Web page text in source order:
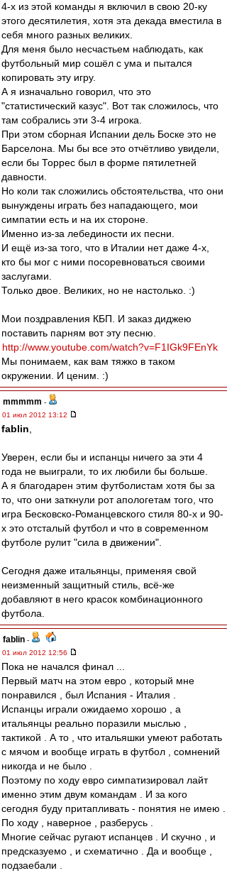
4-х из этой команды я включил в свою 20-ку
этого десятилетия, хотя эта декада вместила в
себя много разных великих.
Для меня было несчастьем наблюдать, как
футбольный мир сошёл с ума и пытался
копировать эту игру.
А я изначально говорил, что это
"статистический казус". Вот так сложилось, что
там собрались эти 3-4 игрока.
При этом сборная Испании дель Боске это не
Барселона. Мы бы все это отчётливо увидели,
если бы Торрес был в форме пятилетней
давности.
Но коли так сложились обстоятельства, что они
вынуждены играть без нападающего, мои
симпатии есть и на их стороне.
Именно из-за лебединости их песни.
И ещё из-за того, что в Италии нет даже 4-х,
кто бы мог с ними посоревноваться своими
заслугами.
Только двое. Великих, но не настолько. :)
Мои поздравления КБП. И заказ диджею
поставить парням вот эту песню.
http://www.youtube.com/watch?v=F1IGk9FEnYk
Мы понимаем, как вам тяжко в таком
окружении. И ценим. :)
mmmmm -
01 июл 2012 13:12
fablin
Уверен, если бы и испанцы ничего за эти 4
года не выиграли, то их любили бы больше.
А я благодарен этим футболистам хотя бы за
то, что они заткнули рот апологетам того, что
игра Бесковско-Романцевского стиля 80-х и 90-
х это отсталый футбол и что в современном
футболе рулит "сила в движении".
Сегодня даже итальянцы, применяя свой
неизменный защитный стиль, всё-же
добавляют в него красок комбинационного
футбола.
fablin -
01 июл 2012 12:56
Пока не начался финал ...
Первый матч на этом евро , который мне
понравился , был Испания - Италия .
Испанцы играли ожидаемо хорошо , а
итальянцы реально поразили мыслью ,
тактикой . А то , что итальяшки умеют работать
с мячом и вообще играть в футбол , сомнений
никогда и не было .
Поэтому по ходу евро симпатизировал лайт
именно этим двум командам . И за кого
сегодня буду притапливать - понятия не имею .
По ходу , наверное , разберусь .
Многие сейчас ругают испанцев . И скучно , и
предсказуемо , и схематично . Да и вообще ,
подзаебали .